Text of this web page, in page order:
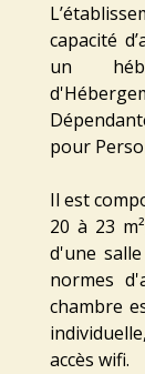
capacité
un
pour
Il est
20 à 23
d'une
normes
chambre
accès wifi.